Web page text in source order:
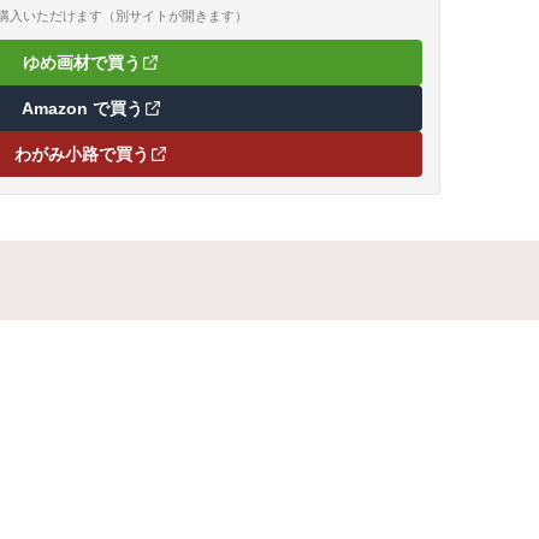
入いただけます（別サイトが開きます）
ゆめ画材で買う（新しいタブで開きます）
Amazon で買う（新しいタブで開きます）
わがみ小路で買う（新しいタブで開きます）